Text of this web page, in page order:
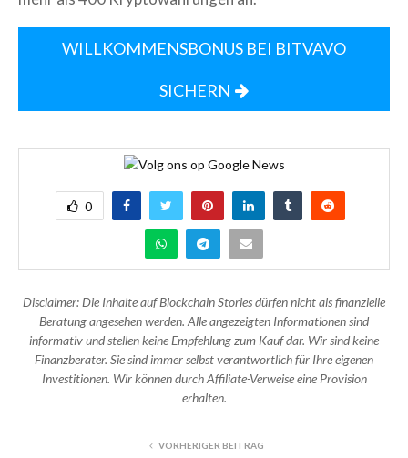
WILLKOMMENSBONUS BEI BITVAVO
SICHERN
0
Disclaimer: Die Inhalte auf Blockchain Stories dürfen nicht als finanzielle
Beratung angesehen werden. Alle angezeigten Informationen sind
informativ und stellen keine Empfehlung zum Kauf dar. Wir sind keine
Finanzberater. Sie sind immer selbst verantwortlich für Ihre eigenen
Investitionen. Wir können durch Affiliate-Verweise eine Provision
erhalten.
VORHERIGER BEITRAG